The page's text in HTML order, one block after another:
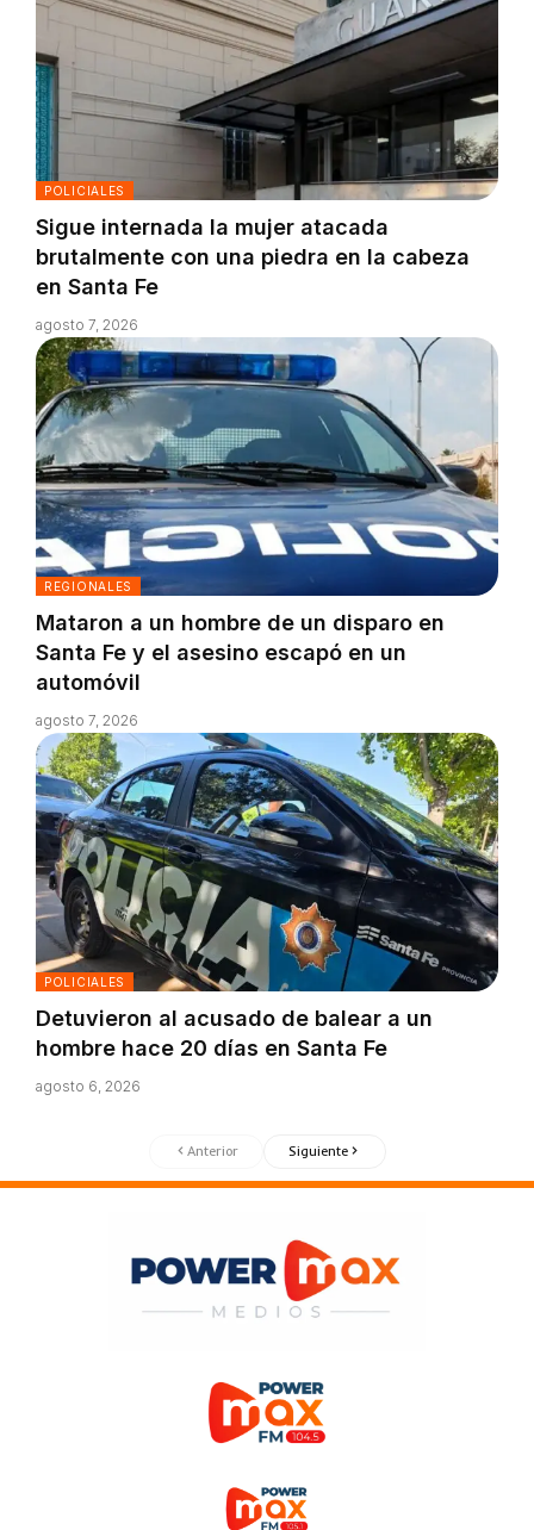
POLICIALES
Sigue internada la mujer atacada
brutalmente con una piedra en la cabeza
en Santa Fe
agosto 7, 2026
REGIONALES
Mataron a un hombre de un disparo en
Santa Fe y el asesino escapó en un
automóvil
agosto 7, 2026
POLICIALES
Detuvieron al acusado de balear a un
hombre hace 20 días en Santa Fe
agosto 6, 2026
Anterior Siguiente